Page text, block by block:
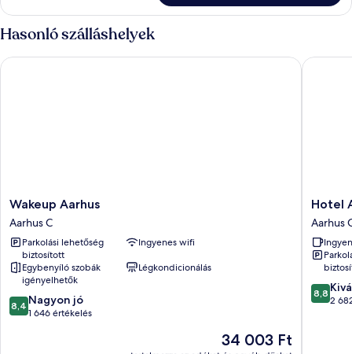
Hasonló szálláshelyek
Wakeup
Aarhus
Aarhus
C
Wakeup Aarhus
Aarhus C
Parkolási lehetőség
biztosított
Ingyenes wifi
Egybenyíló szobák
igényelhetők
Légkondicionálás
8.4
ennyiből:
8,4 Nagyon jó
1 646 értékelés
Az
ár
34 003 Ft
Wakeup Aarhus
Hotel
Atlantic
Aarhus
C
Hotel
Aarhus
8.8
8,8
2
Hotel